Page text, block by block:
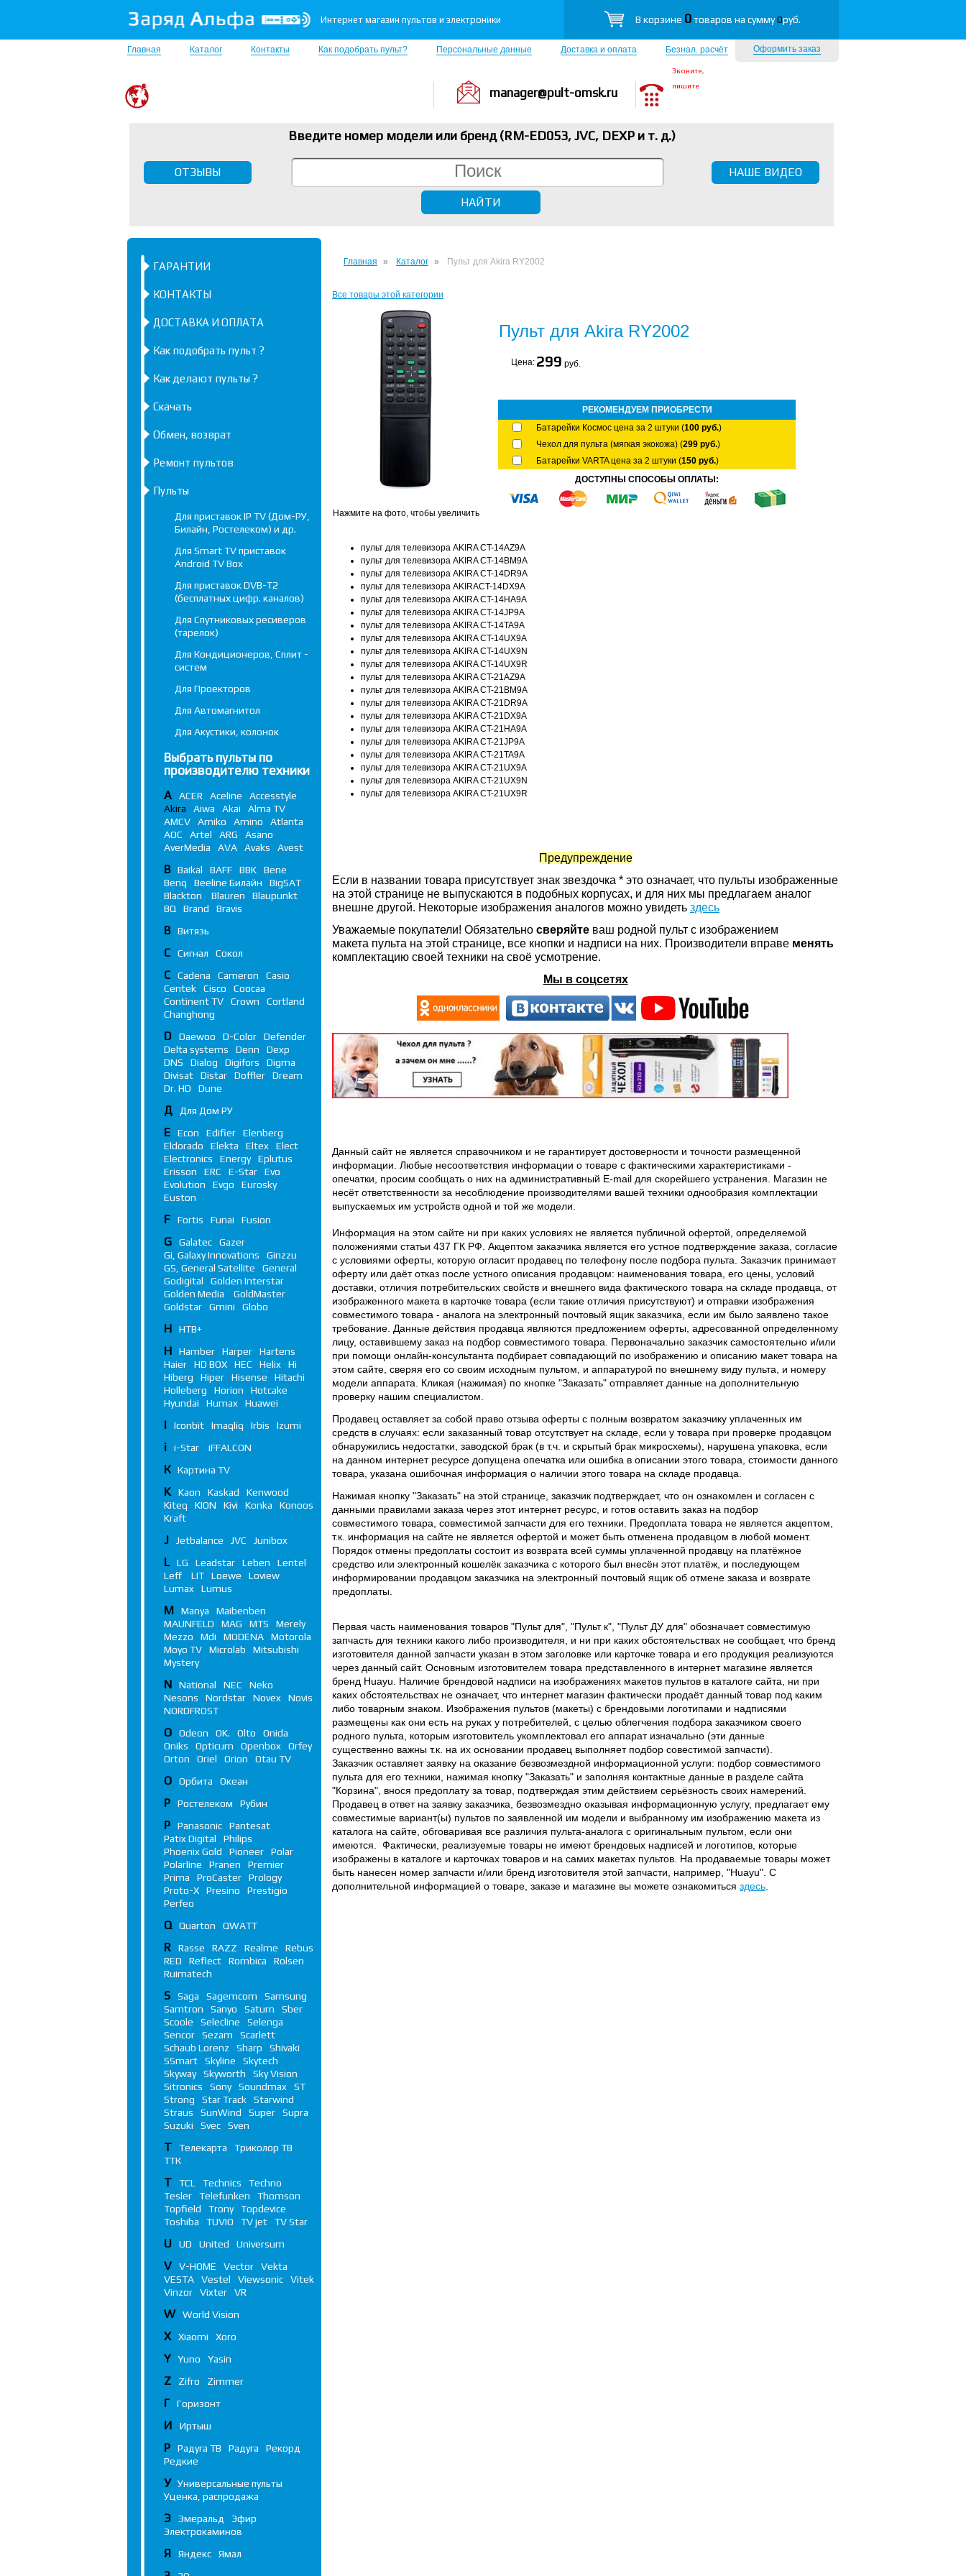
Интернет магазин пультов и электроники В корзине 0товаров на сумму0руб.
Оформить заказ
Главная Каталог Контакты Как подобрать пульт? Персональные данные Доставка и оплата Безнал. расчёт
manager@pult-omsk.ru
Звоните,
пишите
Введите номер модели или бренд (RM-ED053, JVC, DEXP и т. д.)
ОТЗЫВЫ НАШЕ ВИДЕО
Главная Каталог Пульт для Akira RY2002
Все товары этой категории
Нажмите на фото, чтобы увеличить
Пульт для Akira RY2002
Цена: 299 руб.
РЕКОМЕНДУЕМ ПРИОБРЕСТИ
Батарейки Космос цена за 2 штуки (100 руб.)
Чехол для пульта (мягкая экокожа) (299 руб.)
Батарейки VARTA цена за 2 штуки (150 руб.)
ДОСТУПНЫ СПОСОБЫ ОПЛАТЫ:
пульт для телевизора AKIRA CT-14AZ9A
пульт для телевизора AKIRA CT-14BM9A
пульт для телевизора AKIRA CT-14DR9A
пульт для телевизора AKIRACT-14DX9A
пульт для телевизора AKIRA CT-14HA9A
пульт для телевизора AKIRA CT-14JP9A
пульт для телевизора AKIRA CT-14TA9A
пульт для телевизора AKIRA CT-14UX9A
пульт для телевизора AKIRA CT-14UX9N
пульт для телевизора AKIRA CT-14UX9R
пульт для телевизора AKIRA CT-21AZ9A
пульт для телевизора AKIRA CT-21BM9A
пульт для телевизора AKIRA CT-21DR9A
пульт для телевизора AKIRA CT-21DX9A
пульт для телевизора AKIRA CT-21HA9A
пульт для телевизора AKIRA CT-21JP9A
пульт для телевизора AKIRA CT-21TA9A
пульт для телевизора AKIRA CT-21UX9A
пульт для телевизора AKIRA CT-21UX9N
пульт для телевизора AKIRA CT-21UX9R
Предупреждение
Если в названии товара присутствует знак звездочка * это означает, что пульты изображенные
на этой странице не выпускаются в подобных корпусах, и для них мы предлагаем аналог
внешне другой. Некоторые изображения аналогов можно увидеть здесь
Уважаемые покупатели! Обязательно сверяйте ваш родной пульт с изображением
макета пульта на этой странице, все кнопки и надписи на них. Производители вправе менять
комплектацию своей техники на своё усмотрение.
Мы в соцсетях
Данный сайт не является справочником и не гарантирует достоверности и точности размещенной
информации. Любые несоответствия информации о товаре с фактическими характеристиками -
опечатки, просим сообщать о них на административный E-mail для скорейшего устранения. Магазин не
несёт ответственности за несоблюдение производителями вашей техники однообразия комплектации
выпускаемых им устройств одной и той же модели.
Информация на этом сайте ни при каких условиях не является публичной офертой, определяемой
положениями статьи 437 ГК РФ. Акцептом заказчика является его устное подтверждение заказа, согласие
с условиями оферты, которую огласит продавец по телефону после подбора пульта. Заказчик принимает
оферту или даёт отказ после устного описания продавцом: наименования товара, его цены, условий
доставки, отличия потребительских свойств и внешнего вида фактического товара на складе продавца, от
изображенного макета в карточке товара (если такие отличия присутствуют) и отправки изображения
совместимого товара - аналога на электронный почтовый ящик заказчика, если им было заявлено такое
требование. Данные действия продавца являются предложением оферты, адресованной определенному
лицу, оставившему заказ на подбор совместимого товара. Первоначально заказчик самостоятельно и/или
при помощи онлайн-консультанта подбирает совпадающий по изображению и описанию макет товара на
этом сайте, сверяя его со своим исходным пультом, и аппаратурой по внешнему виду пульта, и номеру
модели аппарата. Кликая (нажимая) по кнопке "Заказать" отправляет данные на дополнительную
проверку нашим специалистом.
Продавец оставляет за собой право отзыва оферты с полным возвратом заказчику уплаченных им
средств в случаях: если заказанный товар отсутствует на складе, если у товара при проверке продавцом
обнаружились недостатки, заводской брак (в т.ч. и скрытый брак микросхемы), нарушена упаковка, если
на данном интернет ресурсе допущена опечатка или ошибка в описании этого товара, стоимости данного
товара, указана ошибочная информация о наличии этого товара на складе продавца.
Нажимая кнопку "Заказать" на этой странице, заказчик подтверждает, что он ознакомлен и согласен с
данными правилами заказа через этот интернет ресурс, и готов оставить заказ на подбор
совместимого товара, совместимой запчасти для его техники. Предоплата товара не является акцептом,
т.к. информация на сайте не является офертой и может быть отменена продавцом в любой момент.
Порядок отмены предоплаты состоит из возврата всей суммы уплаченной продавцу на платёжное
средство или электронный кошелёк заказчика с которого был внесён этот платёж, и последующем
информировании продавцом заказчика на электронный почтовый ящик об отмене заказа и возврате
предоплаты.
Первая часть наименования товаров "Пульт для", "Пульт к", "Пульт ДУ для" обозначает совместимую
запчасть для техники какого либо производителя, и ни при каких обстоятельствах не сообщает, что бренд
изготовителя данной запчасти указан в этом заголовке или карточке товара и его продукция реализуются
через данный сайт. Основным изготовителем товара представленного в интернет магазине является
бренд Huayu. Наличие брендовой надписи на изображениях макетов пультов в каталоге сайта, ни при
каких обстоятельствах не означает, что интернет магазин фактически продаёт данный товар под каким
либо товарным знаком. Изображения пультов (макеты) с брендовыми логотипами и надписями
размещены как они есть на руках у потребителей, с целью облегчения подбора заказчиком своего
родного пульта, которым изготовитель укомплектовал его аппарат изначально (эти данные
существенно важны т.к. на их основании продавец выполняет подбор совестимой запчасти).
Заказчик оставляет заявку на оказание безвозмездной информационной услуги: подбор совместимого
пульта для его техники, нажимая кнопку "Заказать" и заполняя контактные данные в разделе сайта
"Корзина", внося предоплату за товар, подтверждая этим действием серьёзность своих намерений.
Продавец в ответ на заявку заказчика, безвозмездно оказывая информационную услугу, предлагает ему
совместимые вариант(ы) пультов по заявленной им модели и выбранному им изображению макета из
каталога на сайте, обговаривая все различия пульта-аналога с оригинальным пультом, если они
имеются. Фактически, реализуемые товары не имеют брендовых надписей и логотипов, которые
изображены в каталоге и карточках товаров и на самих макетах пультов. На продаваемые товары может
быть нанесен номер запчасти и/или бренд изготовителя этой запчасти, например, "Huayu". С
дополнительной информацией о товаре, заказе и магазине вы можете ознакомиться здесь
ГАРАНТИИ
КОНТАКТЫ
ДОСТАВКА И ОПЛАТА
Как подобрать пульт ?
Как делают пульты ?
Скачать
Обмен, возврат
Ремонт пультов
Пульты
Для приставок IP TV (Дом-РУ,
Билайн, Ростелеком) и др.
Для Smart TV приставок
Android TV Box
Для приставок DVB-T2
(бесплатных цифр. каналов)
Для Спутниковых ресиверов
(тарелок)
Для Кондиционеров, Сплит -
систем
Для Проекторов
Для Автомагнитол
Для Акустики, колонок
Выбрать пульты по
производителю техники
A ACER Aceline
Accesstyle
Akira
Aiwa Akai
Alma TV
AMCV
Amiko Amino
Atlanta
AOC
Artel ARG
Asano
AverMedia
AVA Avaks Avest
B Baikal BAFF BBK
Bene
Benq
Beeline Билайн
BigSAT
Blackton
Blauren
Blaupunkt
BQ
Brand Bravis
В Витязь
С Сигнал Сокол
C Cadena Cameron
Casio
Centek
Cisco
Coocaa
Continent TV
Crown
Cortland
Changhong
D Daewoo D-Color
Defender
Delta systems
Denn
Dexp
DNS
Dialog Digifors
Digma
Divisat
Distar Doffler
Dream
Dr. HD
Dune
Д Для Дом РУ
E Econ Edifier
Elenberg
Eldorado
Elekta Eltex
Elect
Electronics
Energy
Eplutus
Erisson
ERC E-Star
Evo
Evolution
Evgo
Eurosky
Euston
F Fortis Funai Fusion
G Galatec
Gazer
Gi, Galaxy Innovations
Ginzzu
GS, General Satellite
General
Godigital
Golden Interstar
Golden Media
GoldMaster
Goldstar
Gmini Globo
Н НТВ+
H Hamber Harper
Hartens
Haier
HD BOX HEC Helix
Hi
Hiberg
Hiper Hisense
Hitachi
Holleberg
Horion
Hotcake
Hyundai
Humax Huawei
I Iconbit Imaqliq Irbis Izumi
i i-Star iFFALСON
К Картина TV
K Kaon Kaskad
Kenwood
Kiteq
KION Kivi Konka
Konoos
Kraft
J Jetbalance JVC Junibox
L LG Leadstar Leben
Lentel
Leff
LIT Loewe
Loview
Lumax
Lumus
M Manya
Maibenben
MAUNFELD
MAG MTS
Merely
Mezzo
Mdi MODENA
Motorola
Moyo TV
Microlab
Mitsubishi
Mystery
N National NEC
Neko
Nesons
Nordstar Novex
Novis
NORDFROST
O Odeon OK. Olto
Onida
Oniks
Opticum Openbox
Orfey
Orton
Oriel Orion Otau TV
О Орбита Океан
Р Ростелеком Рубин
P Panasonic
Pantesat
Patix Digital
Philips
Phoenix Gold
Pioneer
Polar
Polarline
Pranen
Premier
Prima
ProCaster
Prology
Proto-X
Presino
Prestigio
Perfeo
Q Quarton QWATT
R Rasse RAZZ Realme
Rebus
RED
Reflect Rombica
Rolsen
Ruimatech
S Saga Sagemcom
Samsung
Samtron
Sanyo Saturn
Sber
Scoole
Selecline
Selenga
Sencor
Sezam
Scarlett
Schaub Lorenz
Sharp
Shivaki
SSmart
Skyline
Skytech
Skyway
Skyworth
Sky Vision
Sitronics
Sony Soundmax
ST
Strong
Star Track
Starwind
Straus
SunWind Super
Supra
Suzuki
Svec Sven
Т Телекарта
Триколор ТВ
ТТК
T TCL Technics
Techno
Tesler
Telefunken
Thomson
Topfield
Trony
Topdevice
Toshiba
TUVIO TV jet TV Star
U UD United Universum
V V-HOME Vector
Vekta
VESTA
Vestel Viewsonic
Vitek
Vinzor
Vixter VR
W World Vision
X Xiaomi Xoro
Y Yuno Yasin
Z Zifro Zimmer
Г Горизонт
И Иртыш
Р Радуга ТВ Радуга
Рекорд
Редкие
У
Универсальные пульты
Уценка, распродажа
Э Эмеральд
Эфир
Электрокаминов
Я Яндекс Ямал